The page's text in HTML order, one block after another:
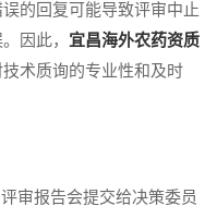
的回复可能导致评审中止
因此， 宜昌海外农药资质
术质询的专业性和及时
报告会提交给决策委员